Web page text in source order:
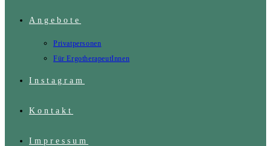
Angebote
Privatpersonen
Für ErgotherapeutInnen
Instagram
Kontakt
Impressum